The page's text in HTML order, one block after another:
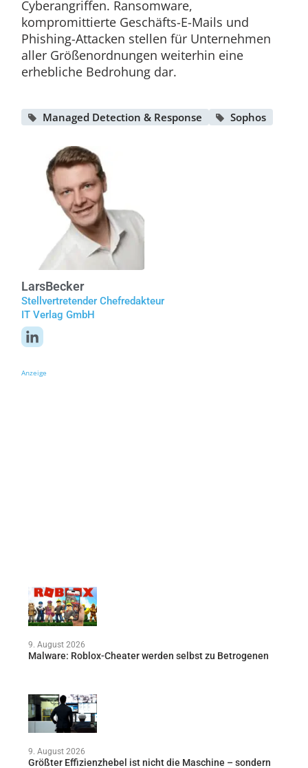
Cyberangriffen. Ransomware,
kompromittierte Geschäfts-E-Mails und
Phishing-Attacken stellen für Unternehmen
aller Größenordnungen weiterhin eine
erhebliche Bedrohung dar.
Managed Detection & Response Sophos
LarsBecker
Stellvertretender Chefredakteur
IT Verlag GmbH
Anzeige
9. August 2026
Malware: Roblox-Cheater werden selbst zu Betrogenen
9. August 2026
Größter Effizienzhebel ist nicht die Maschine – sondern